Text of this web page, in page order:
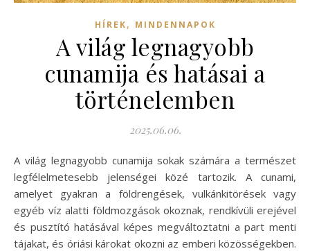
HÍREK, MINDENNAPOK
A világ legnagyobb
cunamija és hatásai a
történelemben
2025.06.06.
A világ legnagyobb cunamija sokak számára a természet
legfélelmetesebb jelenségei közé tartozik. A cunami,
amelyet gyakran a földrengések, vulkánkitörések vagy
egyéb víz alatti földmozgások okoznak, rendkívüli erejével
és pusztító hatásával képes megváltoztatni a part menti
tájakat, és óriási károkat okozni az emberi közösségekben.